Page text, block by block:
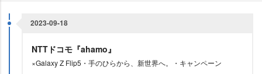
2023-09-18
NTTドコモ『ahamo』
×Galaxy Z Flip5・手のひらから、新世界へ。・キャンペーン